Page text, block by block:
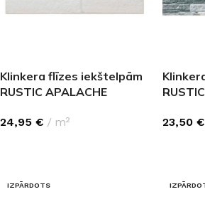
Klinkera flīzes iekštelpām
RUSTIC APALACHE
24,95 € m² 23,50 €
IZPĀRDOTS